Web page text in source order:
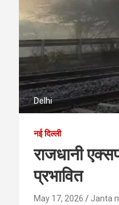
Delhi
नई दिल्ली
राजधानी
प्रभावित
May 17, 2026 Janta